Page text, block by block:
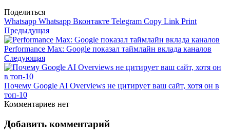
Поделиться
Whatsapp Whatsapp Вконтакте Telegram Copy Link Print
Предыдущая
Performance Max: Google показал таймлайн вклада каналов
Следующая
Почему Google AI Overviews не цитирует ваш сайт, хотя он в
топ‑10
Комментариев нет
Добавить комментарий